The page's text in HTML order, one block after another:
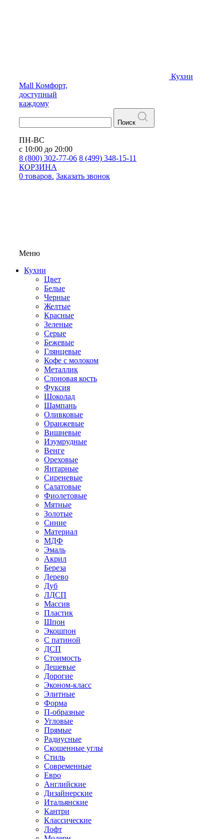
Кухни
Mall Комфорт,
доступный
каждому
Поиск
ПН-ВС
с 10:00 до 20:00
8 (800) 302-77-06 8 (499) 348-15-11
КОРЗИНА
0 товаров. Заказать звонок
Меню
Кухни
Цвет
Белые
Черные
Желтые
Красные
Зеленые
Серые
Бежевые
Глянцевые
Кофе с молоком
Металлик
Слоновая кость
Фуксия
Шоколад
Шампань
Оливковые
Оранжевые
Вишневые
Изумрудные
Венге
Ореховые
Янтарные
Сиреневые
Салатовые
Фиолетовые
Мятные
Золотые
Синие
Материал
МДФ
Эмаль
Акрил
Береза
Дерево
Дуб
ЛДСП
Массив
Пластик
Шпон
Экошпон
С патиной
ДСП
Стоимость
Дешевые
Дорогие
Эконом-класс
Элитные
Форма
П-образные
Угловые
Прямые
Радиусные
Скошенные углы
Стиль
Современные
Евро
Английские
Дизайнерские
Итальянские
Кантри
Классические
Лофт